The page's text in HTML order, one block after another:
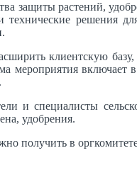
защиты растений,
решения
клиентскую
включает
и специалисты
удобрения.
получить в